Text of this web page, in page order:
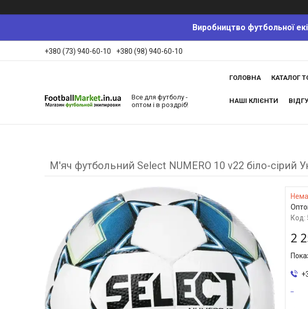
Виробництво футбольної
+380 (73) 940-60-10 +380 (98) 940-60-10
Все для футболу -
оптом і в роздріб!
ГОЛОВНА КАТАЛОГ
НАШІ КЛІЄНТИ
М'яч футбольний Select NUMERO 10 v22 біло-сірий
Код:
2